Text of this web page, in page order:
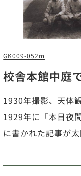
GK009-052m
校舎本館中庭
1930年撮影、天体
1929年に「本日夜
に書かれた記事が